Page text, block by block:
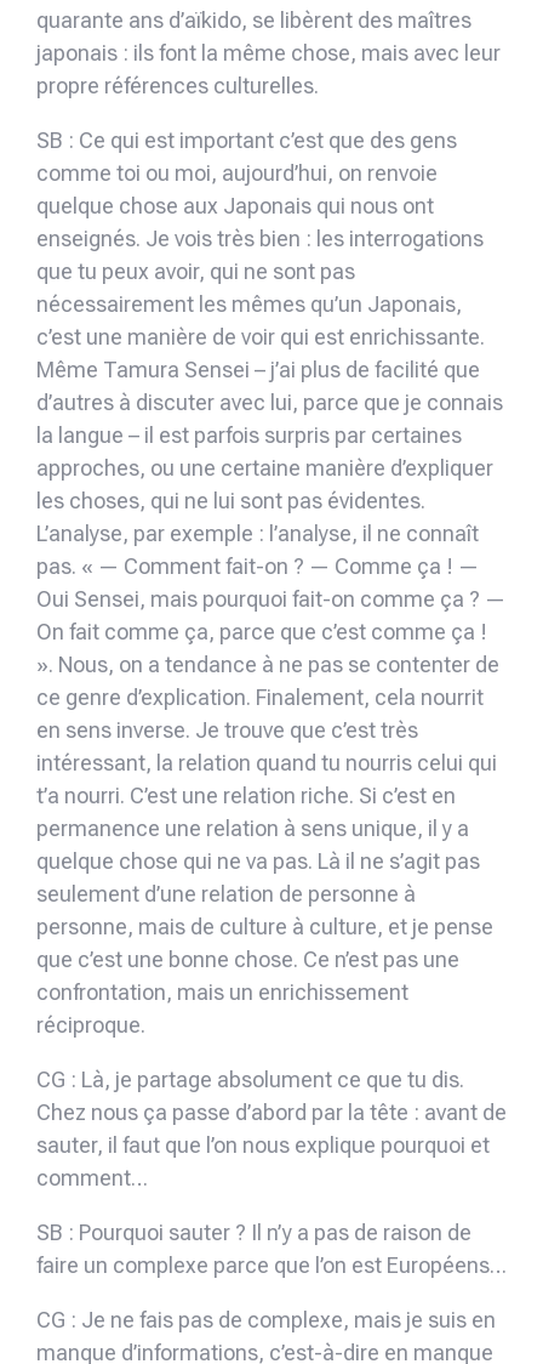
quarante ans d’aïkido, se libèrent des maîtres
japonais : ils font la même chose, mais avec leur
propre références culturelles.
SB : Ce qui est important c’est que des gens
comme toi ou moi, aujourd’hui, on renvoie
quelque chose aux Japonais qui nous ont
enseignés. Je vois très bien : les interrogations
que tu peux avoir, qui ne sont pas
nécessairement les mêmes qu’un Japonais,
c’est une manière de voir qui est enrichissante.
Même Tamura Sensei – j’ai plus de facilité que
d’autres à discuter avec lui, parce que je connais
la langue – il est parfois surpris par certaines
approches, ou une certaine manière d’expliquer
les choses, qui ne lui sont pas évidentes.
L’analyse, par exemple : l’analyse, il ne connaît
pas. « — Comment fait-on ? — Comme ça ! —
Oui Sensei, mais pourquoi fait-on comme ça ? —
On fait comme ça, parce que c’est comme ça !
». Nous, on a tendance à ne pas se contenter de
ce genre d’explication. Finalement, cela nourrit
en sens inverse. Je trouve que c’est très
intéressant, la relation quand tu nourris celui qui
t’a nourri. C’est une relation riche. Si c’est en
permanence une relation à sens unique, il y a
quelque chose qui ne va pas. Là il ne s’agit pas
seulement d’une relation de personne à
personne, mais de culture à culture, et je pense
que c’est une bonne chose. Ce n’est pas une
confrontation, mais un enrichissement
réciproque.
CG : Là, je partage absolument ce que tu dis.
Chez nous ça passe d’abord par la tête : avant de
sauter, il faut que l’on nous explique pourquoi et
comment…
SB : Pourquoi sauter ? Il n’y a pas de raison de
faire un complexe parce que l’on est Européens…
CG : Je ne fais pas de complexe, mais je suis en
manque d’informations, c’est-à-dire en manque